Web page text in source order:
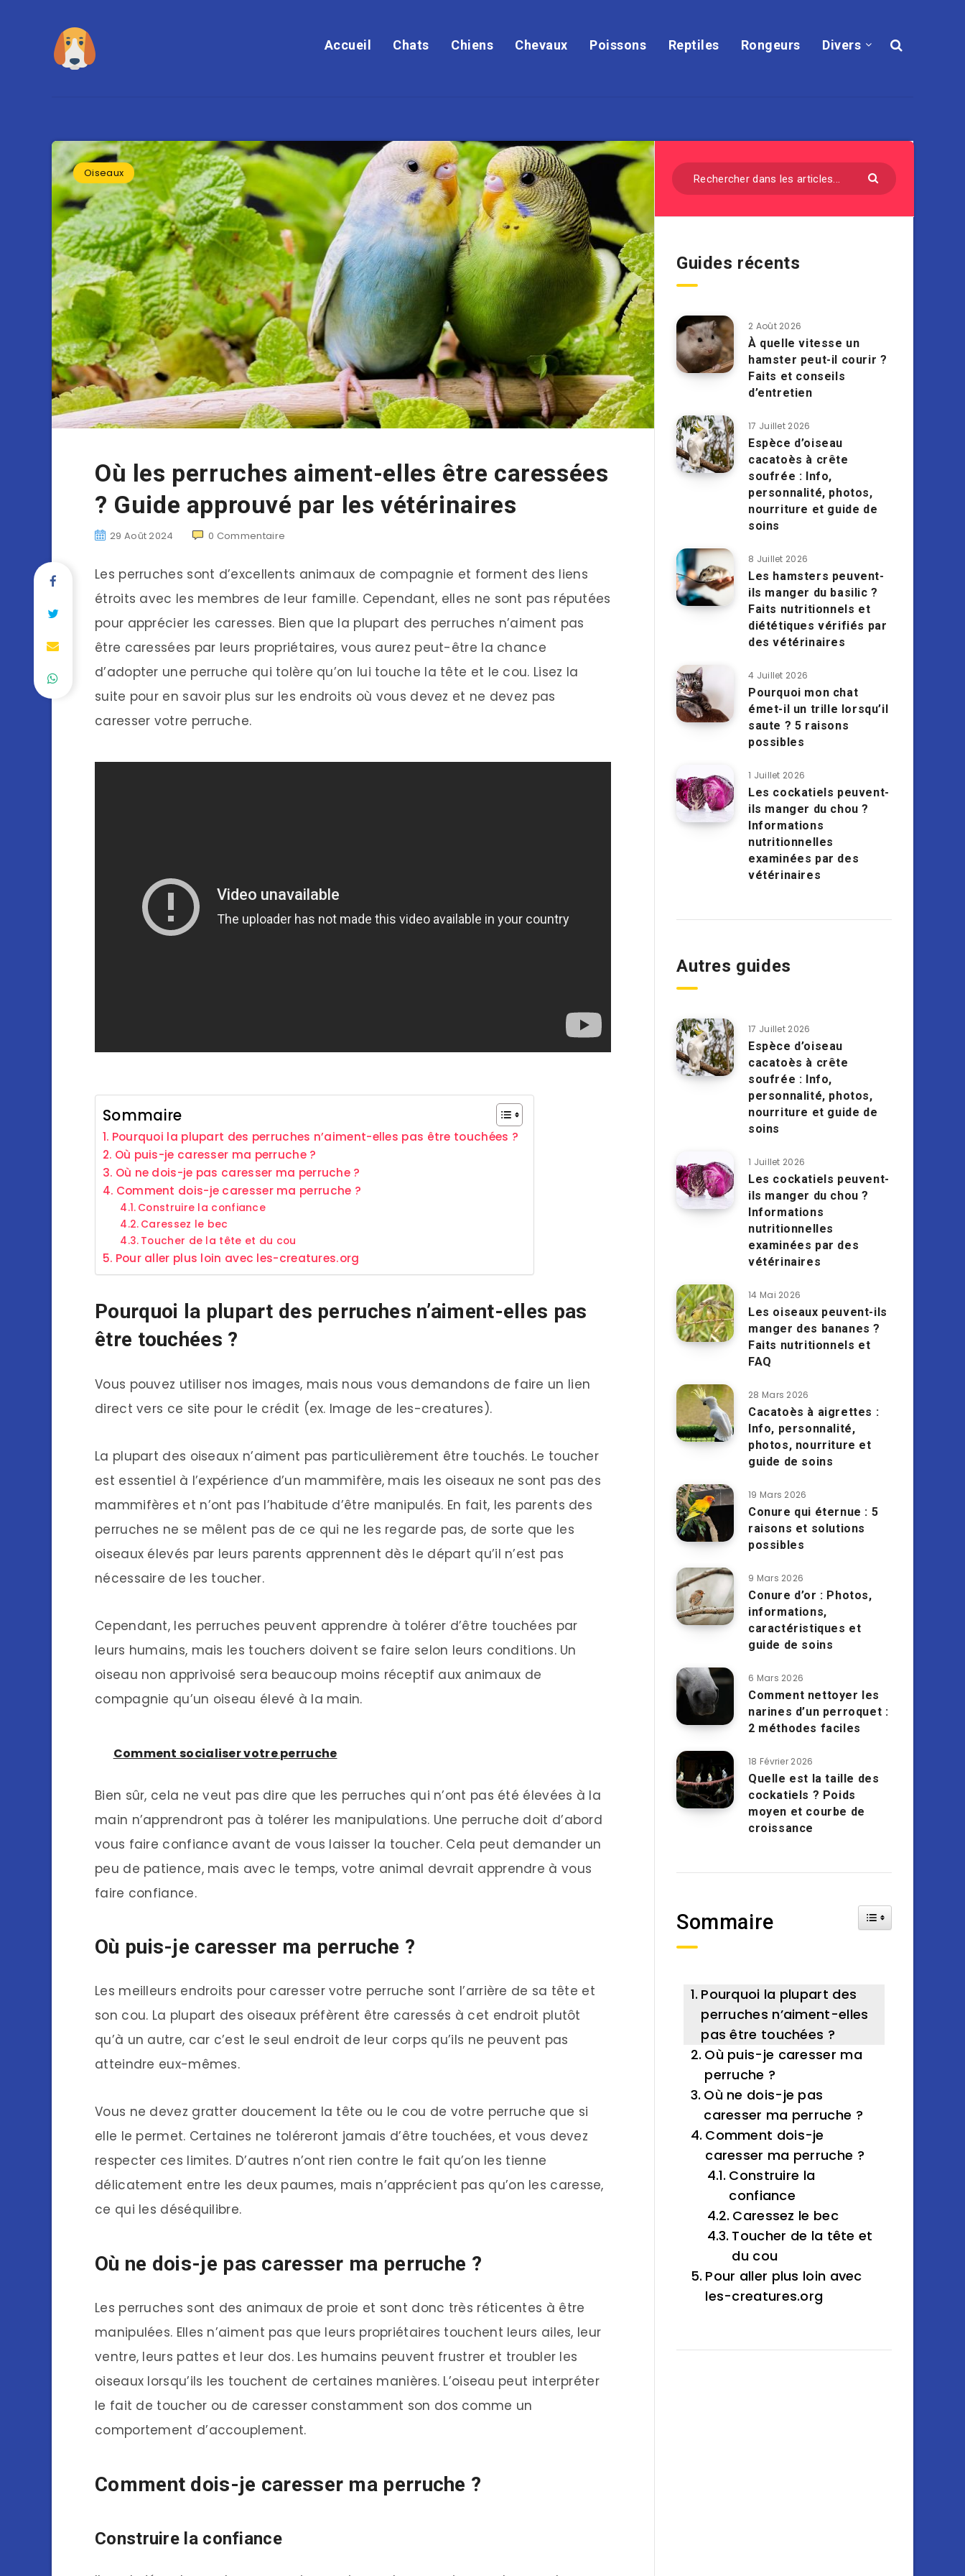
Accueil Chats Chiens Chevaux Poissons Reptiles Rongeurs Divers
Oiseaux
Où les perruches aiment-elles être caressées
? Guide approuvé par les vétérinaires
29 Août 2024 0 Commentaire
Les perruches sont d’excellents animaux de compagnie et forment des liens
étroits avec les membres de leur famille. Cependant, elles ne sont pas réputées
pour apprécier les caresses. Bien que la plupart des perruches n’aiment pas
être caressées par leurs propriétaires, vous aurez peut-être la chance
d’adopter une perruche qui tolère qu’on lui touche la tête et le cou. Lisez la
suite pour en savoir plus sur les endroits où vous devez et ne devez pas
caresser votre perruche.
Sommaire
Pourquoi la plupart des perruches n’aiment-elles pas être touchées ?
Où puis-je caresser ma perruche ?
Où ne dois-je pas caresser ma perruche ?
Comment dois-je caresser ma perruche ?
Construire la confiance
Caressez le bec
Toucher de la tête et du cou
Pour aller plus loin avec les-creatures.org
Pourquoi la plupart des perruches n’aiment-elles pas
être touchées ?
Vous pouvez utiliser nos images, mais nous vous demandons de faire un lien
direct vers ce site pour le crédit (ex. Image de les-creatures).
La plupart des oiseaux n’aiment pas particulièrement être touchés. Le toucher
est essentiel à l’expérience d’un mammifère, mais les oiseaux ne sont pas des
mammifères et n’ont pas l’habitude d’être manipulés. En fait, les parents des
perruches ne se mêlent pas de ce qui ne les regarde pas, de sorte que les
oiseaux élevés par leurs parents apprennent dès le départ qu’il n’est pas
nécessaire de les toucher.
Cependant, les perruches peuvent apprendre à tolérer d’être touchées par
leurs humains, mais les touchers doivent se faire selon leurs conditions. Un
oiseau non apprivoisé sera beaucoup moins réceptif aux animaux de
compagnie qu’un oiseau élevé à la main.
Comment socialiser votre perruche
Bien sûr, cela ne veut pas dire que les perruches qui n’ont pas été élevées à la
main n’apprendront pas à tolérer les manipulations. Une perruche doit d’abord
vous faire confiance avant de vous laisser la toucher. Cela peut demander un
peu de patience, mais avec le temps, votre animal devrait apprendre à vous
faire confiance.
Où puis-je caresser ma perruche ?
Les meilleurs endroits pour caresser votre perruche sont l’arrière de sa tête et
son cou. La plupart des oiseaux préfèrent être caressés à cet endroit plutôt
qu’à un autre, car c’est le seul endroit de leur corps qu’ils ne peuvent pas
atteindre eux-mêmes.
Vous ne devez gratter doucement la tête ou le cou de votre perruche que si
elle le permet. Certaines ne toléreront jamais d’être touchées, et vous devez
respecter ces limites. D’autres n’ont rien contre le fait qu’on les tienne
délicatement entre les deux paumes, mais n’apprécient pas qu’on les caresse,
ce qui les déséquilibre.
Où ne dois-je pas caresser ma perruche ?
Les perruches sont des animaux de proie et sont donc très réticentes à être
manipulées. Elles n’aiment pas que leurs propriétaires touchent leurs ailes, leur
ventre, leurs pattes et leur dos. Les humains peuvent frustrer et troubler les
oiseaux lorsqu’ils les touchent de certaines manières. L’oiseau peut interpréter
le fait de toucher ou de caresser constamment son dos comme un
comportement d’accouplement.
Comment dois-je caresser ma perruche ?
Construire la confiance
Guides récents
2 Août 2026
À quelle vitesse un
hamster peut-il courir ?
Faits et conseils
d’entretien
17 Juillet 2026
Espèce d’oiseau
cacatoès à crête
soufrée : Info,
personnalité, photos,
nourriture et guide de
soins
8 Juillet 2026
Les hamsters peuvent-
ils manger du basilic ?
Faits nutritionnels et
diététiques vérifiés par
des vétérinaires
4 Juillet 2026
Pourquoi mon chat
émet-il un trille lorsqu’il
saute ? 5 raisons
possibles
1 Juillet 2026
Les cockatiels peuvent-
ils manger du chou ?
Informations
nutritionnelles
examinées par des
vétérinaires
Autres guides
17 Juillet 2026
Espèce d’oiseau
cacatoès à crête
soufrée : Info,
personnalité, photos,
nourriture et guide de
soins
1 Juillet 2026
Les cockatiels peuvent-
ils manger du chou ?
Informations
nutritionnelles
examinées par des
vétérinaires
14 Mai 2026
Les oiseaux peuvent-ils
manger des bananes ?
Faits nutritionnels et
FAQ
28 Mars 2026
Cacatoès à aigrettes :
Info, personnalité,
photos, nourriture et
guide de soins
19 Mars 2026
Conure qui éternue : 5
raisons et solutions
possibles
9 Mars 2026
Conure d’or : Photos,
informations,
caractéristiques et
guide de soins
6 Mars 2026
Comment nettoyer les
narines d’un perroquet :
2 méthodes faciles
18 Février 2026
Quelle est la taille des
cockatiels ? Poids
moyen et courbe de
croissance
Sommaire Toggle Table of
Pourquoi la plupart des
perruches n’aiment-elles
pas être touchées ?
Où puis-je caresser ma
perruche ?
Où ne dois-je pas
caresser ma perruche ?
Comment dois-je
caresser ma perruche ?
Construire la
confiance
Caressez le bec
Toucher de la tête et
du cou
Pour aller plus loin avec
les-creatures.org